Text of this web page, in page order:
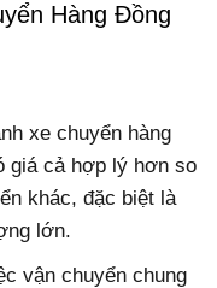
Hàng Đồng
xe chuyển hàng
giá cả hợp lý hơn so
khác, đặc biệt là
lớn.
vận chuyển chung